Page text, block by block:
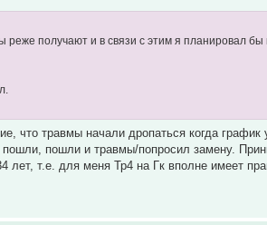
получают и в связи с этим я планировал бы
что травмы начали дропаться когда график
пошли и травмы/попросил замену.
лет, т.е. для меня Тр4 на Гк вполне имеет